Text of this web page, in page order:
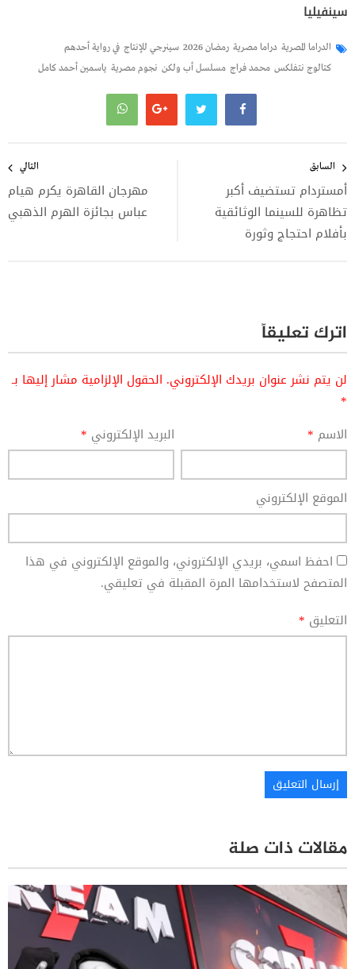
سينفيليا
الدراما المصرية دراما مصرية رمضان 2026 سينرجي للإنتاج في رواية أحدهم
كتالوج نتفلكس محمد فراج مسلسل أب ولكن نجوم مصرية ياسمين أحمد كامل
المقالات
السابق
أمستردام تستضيف أكبر
تظاهرة للسينما الوثائقية
بأفلام احتجاج وثورة
التالي
مهرجان القاهرة يكرم هيام
عباس بجائزة الهرم الذهبي
اترك تعليقاً
لن يتم نشر عنوان بريدك الإلكتروني. الحقول الإلزامية مشار إليها بـ
*
الاسم * البريد الإلكتروني *
الموقع الإلكتروني
احفظ اسمي، بريدي الإلكتروني، والموقع الإلكتروني في هذا
المتصفح لاستخدامها المرة المقبلة في تعليقي.
التعليق *
مقالات ذات صلة